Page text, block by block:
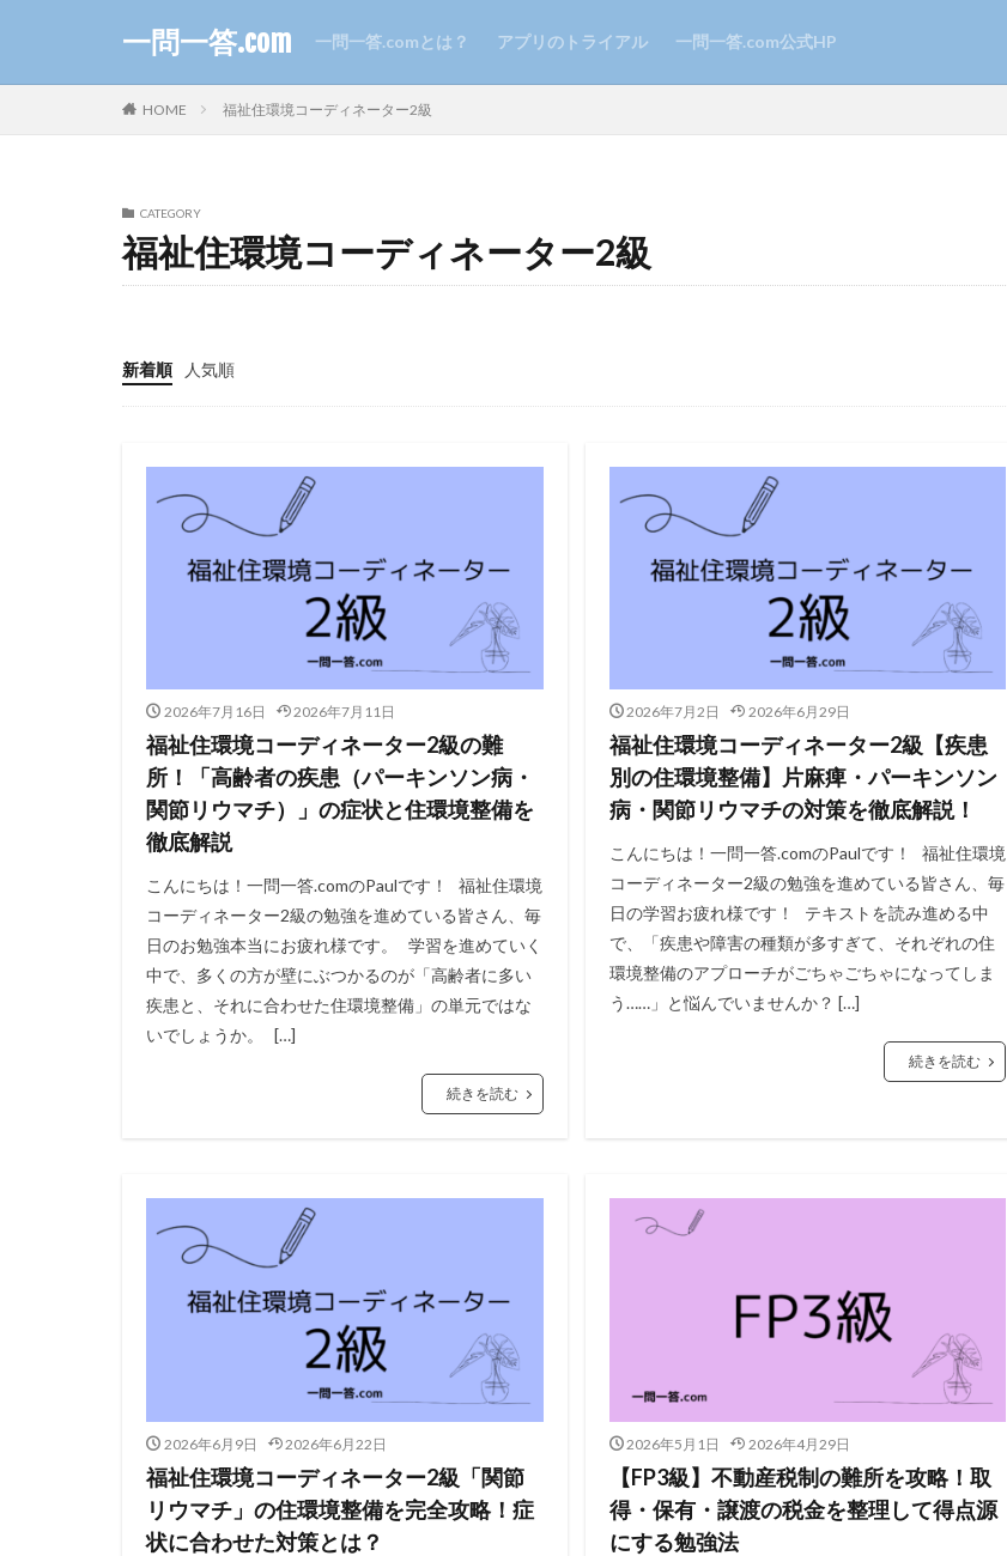
一問一答.com 一問一答.comとは？ アプリのトライアル 一問一答.com公式HP
HOME 福祉住環境コーディネーター2級
CATEGORY
福祉住環境コーディネーター2級
新着順 人気順
2026年7月16日 2026年7月11日
福祉住環境コーディネーター2級の難
所！「高齢者の疾患（パーキンソン病・
関節リウマチ）」の症状と住環境整備を
徹底解説
こんにちは！一問一答.comのPaulです！ 福祉住環境
コーディネーター2級の勉強を進めている皆さん、毎
日のお勉強本当にお疲れ様です。 学習を進めていく
中で、多くの方が壁にぶつかるのが「高齢者に多い
疾患と、それに合わせた住環境整備」の単元ではな
いでしょうか。 […]
続きを読む
2026年7月2日 2026年6月29日
福祉住環境コーディネーター2級【疾患
別の住環境整備】片麻痺・パーキンソン
病・関節リウマチの対策を徹底解説！
こんにちは！一問一答.comのPaulです！ 福祉住環境
コーディネーター2級の勉強を進めている皆さん、毎
日の学習お疲れ様です！ テキストを読み進める中
で、「疾患や障害の種類が多すぎて、それぞれの住
環境整備のアプローチがごちゃごちゃになってしま
う……」と悩んでいませんか？ […]
続きを読む
2026年6月9日 2026年6月22日
福祉住環境コーディネーター2級「関節
リウマチ」の住環境整備を完全攻略！症
状に合わせた対策とは？
2026年5月1日 2026年4月29日
【FP3級】不動産税制の難所を攻略！取
得・保有・譲渡の税金を整理して得点源
にする勉強法